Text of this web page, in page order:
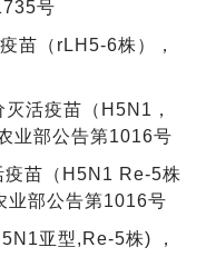
号
苗（rLH5-6株），
活疫苗（H5N1，
业部公告第1016号
苗（H5N1 Re-5株
业部公告第1016号
亚型,Re-5株) ，